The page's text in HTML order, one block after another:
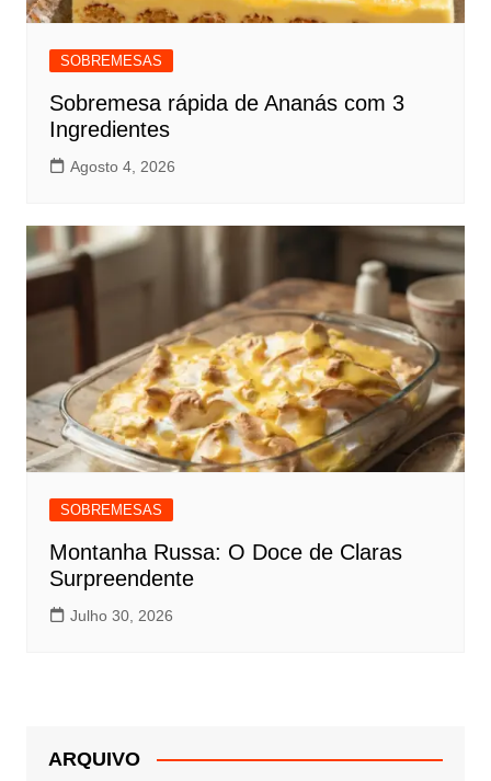
SOBREMESAS
Sobremesa rápida de Ananás com 3
Ingredientes
Agosto 4, 2026
SOBREMESAS
Montanha Russa: O Doce de Claras
Surpreendente
Julho 30, 2026
ARQUIVO